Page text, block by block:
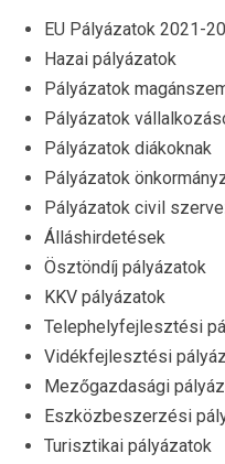
EU Pályázatok 2021-
Hazai pályázatok
Pályázatok
Pályázatok
Pályázatok diákoknak
Pályázatok
Pályázatok civil
Álláshirdetések
Ösztöndíj pályázatok
KKV pályázatok
Telephelyfejlesztési
Vidékfejlesztési
Mezőgazdasági
Eszközbeszerzési
Turisztikai pályázatok